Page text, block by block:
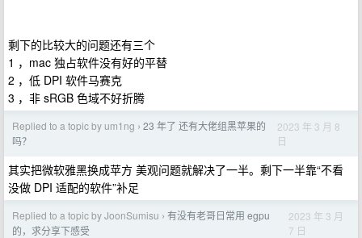
剩下的比较大的问题还有三个
1 ，mac 独占软件没有好的平替
2 ，低 DPI 软件马赛克
3 ，非 sRGB 色域不好折腾
Replied to a topic by um1ng › 23 年了 还有大佬组黑苹果的
吗？
2023 年 3 月 8
日
其实把微软雅黑换成苹方 美观问题就解决了一半。剩下一半靠“不看
没做 DPI 适配的软件”补足
Replied to a topic by JoonSumisu › 有没有老哥日常用 egpu
的，求分享下感受
2023 年 3 月
7 日